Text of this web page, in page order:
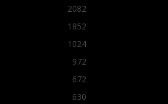
2082
1852
1024
972
672
630